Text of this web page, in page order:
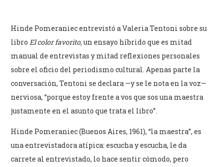
Hinde Pomeraniec entrevistó a Valeria Tentoni sobre su
libro El color favorito,un ensayo híbrido que es mitad
manual de entrevistas y mitad reflexiones personales
sobre el oficio del periodismo cultural. Apenas parte la
conversación, Tentoni se declara —y se le nota en la voz—
nerviosa, “porque estoy frente a vos que sos una maestra
justamente en el asunto que trata el libro”.
Hinde Pomeraniec (Buenos Aires, 1961), “la maestra”, es
una entrevistadora atípica: escucha y escucha, le da
carrete al entrevistado, lo hace sentir cómodo, pero